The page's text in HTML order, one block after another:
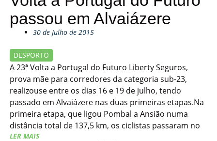
passou em Alvaiázere
30 de Julho de 2015
DESPORTO
A 23ª Volta a Portugal do Futuro Liberty Seguros,
prova mãe para corredores da categoria sub-23,
realizouse entre os dias 16 e 19 de julho, tendo
passado em Alvaiázere nas duas primeiras etapas.Na
primeira etapa, que ligou Pombal a Ansião numa
distância total de 137,5 km, os ciclistas passaram no
LER MAIS